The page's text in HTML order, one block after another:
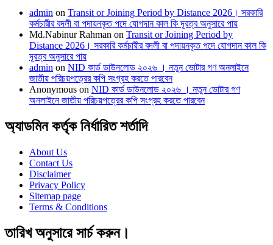
admin on Transit or Joining Period by Distance 2026। সরকারি
কর্মচারীর বদলী বা পদায়নকৃত পদে যোগদান কাল কি দূরত্ব অনুসারে পায়
Md.Nabinur Rahman on Transit or Joining Period by
Distance 2026। সরকারি কর্মচারীর বদলী বা পদায়নকৃত পদে যোগদান কাল কি
দূরত্ব অনুসারে পায়
admin on NID কার্ড ডাউনলোড ২০২৬ । নতুন ভোটার গণ অনলাইনে
জাতীয় পরিচয়পত্রের কপি সংগ্রহ করতে পারবেন
Anonymous on NID কার্ড ডাউনলোড ২০২৬ । নতুন ভোটার গণ
অনলাইনে জাতীয় পরিচয়পত্রের কপি সংগ্রহ করতে পারবেন
অ্যাডমিন কর্তৃক নির্ধারিত শর্তাদি
About Us
Contact Us
Disclaimer
Privacy Policy
Sitemap page
Terms & Conditions
তারিখ অনুসারে সার্চ করুন।